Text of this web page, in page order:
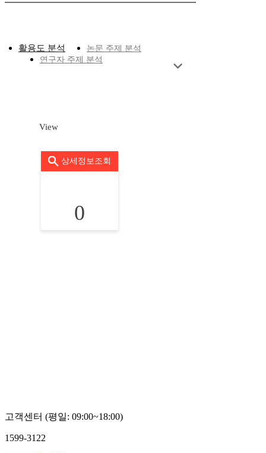
활용도 분석
논문 주제 분석
연구자 주제 분석
View
상세정보조회
0
고객센터 (평일: 09:00~18:00)
1599-3122